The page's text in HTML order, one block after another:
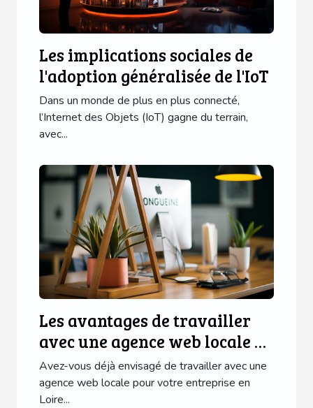
Les implications sociales de
l'adoption généralisée de l'IoT
Dans un monde de plus en plus connecté,
l’Internet des Objets (IoT) gagne du terrain,
avec...
Les avantages de travailler
avec une agence web locale en
Loire Atlantique
Avez-vous déjà envisagé de travailler avec une
agence web locale pour votre entreprise en
Loire...